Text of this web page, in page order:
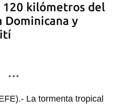
120 kilómetros del
Dominicana y
La tormenta tropical